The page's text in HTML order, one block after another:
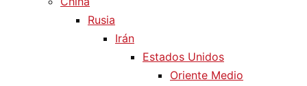
Rusia
Irán
Estados Unidos
Oriente Medio